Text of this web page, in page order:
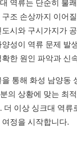
역류는 단순히 불
구조 손상까지 이어
도시와 구시가지가
양성이 역류 문제 발
확한 원인 파악과 신
을 통해 화성 남양동
의 상황에 맞는 최
더 이상 싱크대 역류
여정을 시작합니다.